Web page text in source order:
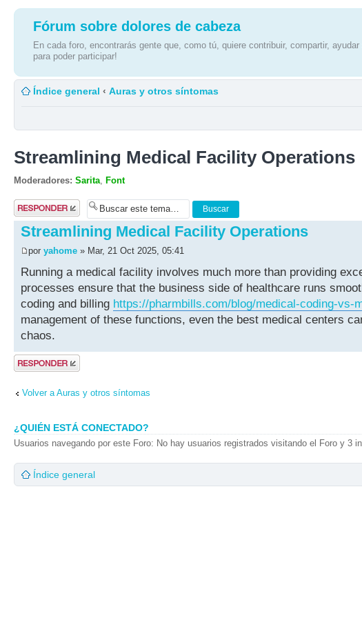
Fórum sobre dolores de cabeza
En cada foro, encontrarás gente que, como tú, quiere contribuir, compartir,
para poder participar!
Índice general ‹ Auras y otros síntomas
Streamlining Medical Facility Operations
Moderadores: Sarita Font
Publicar una
respuesta
Streamlining Medical Facility Operations
por yahome » Mar, 21 Oct 2025, 05:41
Running a medical facility involves much more than providing
processes ensure that the business side of healthcare runs
coding and billing https://pharmbills.com/blog/medical-coding-vs-
management of these functions, even the best medical centers
chaos.
Publicar una
respuesta
Volver a Auras y otros síntomas
¿QUIÉN ESTÁ CONECTADO?
Usuarios navegando por este Foro: No hay usuarios registrados visitando el Foro y 3
Índice general